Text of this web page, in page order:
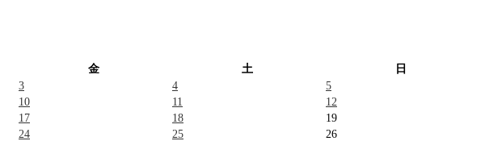
金 土
日
3 4
5
10 11
12
17 18
19
24 25
26